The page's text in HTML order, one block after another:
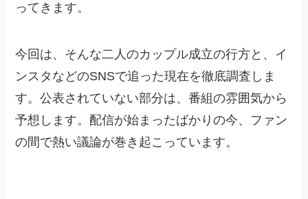
ってきます。
今回は、そんな二人のカップル成立の行方と、イ
ンスタなどのSNSで追った現在を徹底調査しま
す。公表されていない部分は、番組の雰囲気から
予想します。配信が始まったばかりの今、ファン
の間で熱い議論が巻き起こっています。